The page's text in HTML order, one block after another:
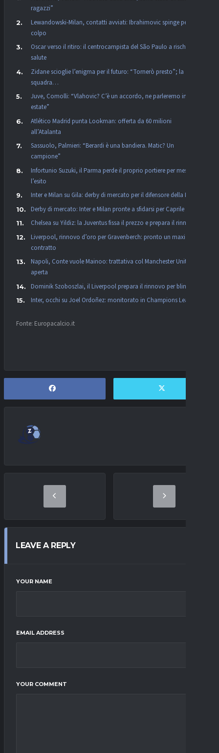
ragazzi”
Lewandowski-Milan, contatti avviati: Ibrahimovic spinge per il
colpo
Oscar verso il ritiro: il centrocampista del São Paulo a rischio
salute
Zidane scioglie l’enigma per il futuro: “Tornerò presto”; la
squadra…
Juve, Comolli: “Vlahovic? C’è un accordo, ne parleremo in
estate”
Atlético Madrid punta Lookman: offerta da 60 milioni
all’Atalanta
Sassuolo, Palmieri: “Berardi è una bandiera. Matic? Un
campione”
Infortunio Suzuki, il Parma perde il proprio portiere per mesi:
l’esito
Inter e Milan su Gila: derby di mercato per il difensore della Lazio
Derby di mercato: Inter e Milan pronte a sfidarsi per Caprile
Chelsea su Yildiz: la Juventus fissa il prezzo e prepara il rinnovo
Liverpool, rinnovo d’oro per Gravenberch: pronto un maxi
contratto
Napoli, Conte vuole Mainoo: trattativa col Manchester United
aperta
Dominik Szoboszlai, il Liverpool prepara il rinnovo per blindarlo
Inter, occhi su Joel Ordoñez: monitorato in Champions League
Fonte: Europacalcio.it
LEAVE A REPLY
YOUR NAME
EMAIL ADDRESS
YOUR COMMENT